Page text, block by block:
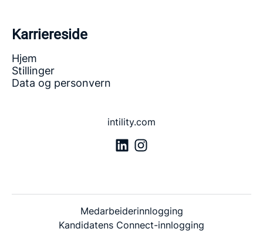
Karriereside
Hjem
Stillinger
Data og personvern
intility.com
Medarbeiderinnlogging
Kandidatens Connect-innlogging